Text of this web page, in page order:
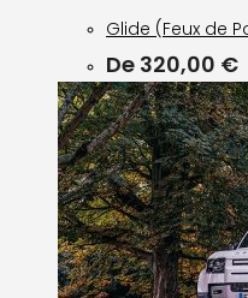
Glide (Feux de
De 320,00 €